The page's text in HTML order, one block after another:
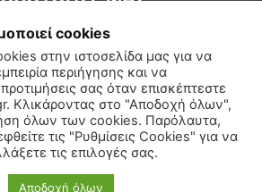
Πολιτική Διεθνή Κοινωνία
Αφιερώματα
cookies
στην ιστοσελίδα μας για να
περιήγησης και να
σας όταν επισκέπτεστε
Κλικάροντας στο "Αποδοχή όλων",
όλων των cookies. Παρόλαυτα,
τις "Ρυθμίσεις Cookies" για να
τις επιλογές σας.
Αποδοχή όλων